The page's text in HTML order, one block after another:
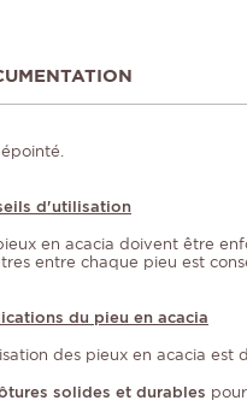
d'utilisation
en acacia doivent être
entre chaque pieu est
du pieu en acacia
des pieux en acacia est
solides et durables